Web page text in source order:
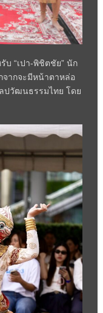
บ “เปา-พิชิตชัย” นัก
จากจะมีหน้าตาหล่อ
ปวัฒนธรรมไทย โดย